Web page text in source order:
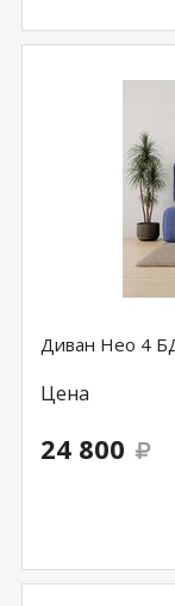
Диван Нео 4
Цена
24 800